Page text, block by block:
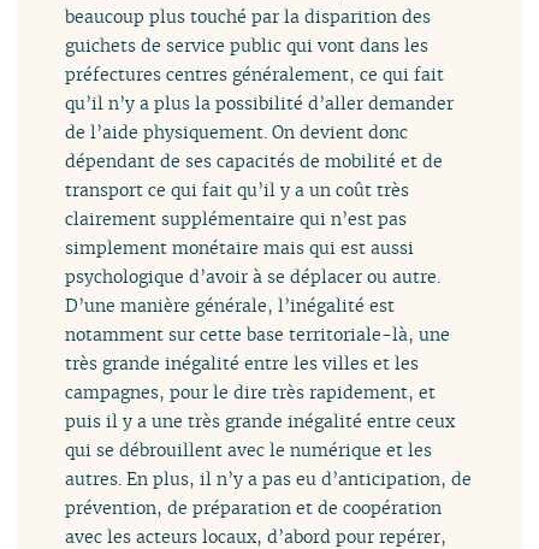
beaucoup plus touché par la disparition des
guichets de service public qui vont dans les
préfectures centres généralement, ce qui fait
qu’il n’y a plus la possibilité d’aller demander
de l’aide physiquement. On devient donc
dépendant de ses capacités de mobilité et de
transport ce qui fait qu’il y a un coût très
clairement supplémentaire qui n’est pas
simplement monétaire mais qui est aussi
psychologique d’avoir à se déplacer ou autre.
D’une manière générale, l’inégalité est
notamment sur cette base territoriale-là, une
très grande inégalité entre les villes et les
campagnes, pour le dire très rapidement, et
puis il y a une très grande inégalité entre ceux
qui se débrouillent avec le numérique et les
autres. En plus, il n’y a pas eu d’anticipation, de
prévention, de préparation et de coopération
avec les acteurs locaux, d’abord pour repérer,